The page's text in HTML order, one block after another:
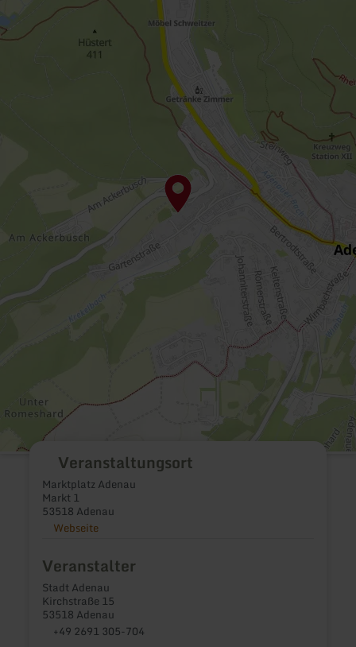
Veranstaltungsort
Marktplatz Adenau
Markt 1
53518 Adenau
Webseite
Veranstalter
Stadt Adenau
Kirchstraße 15
53518 Adenau
+49 2691 305-704